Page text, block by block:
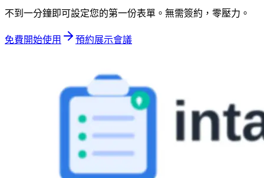
不到一分鐘即可設定您的第一份表單。無需簽約，零壓力。
免費開始使用 預約展示會議